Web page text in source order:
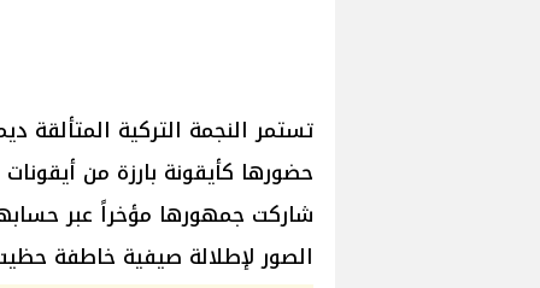
تستمر النجمة التركية المتألقة
حضورها كأيقونة بارزة من
شاركت جمهورها مؤخراً عبر
الصور لإطلالة صيفية خاطفة